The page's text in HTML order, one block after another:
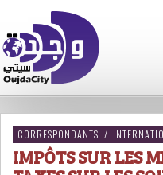
CORRESPONDANTS /
IMPÔTS SUR LES